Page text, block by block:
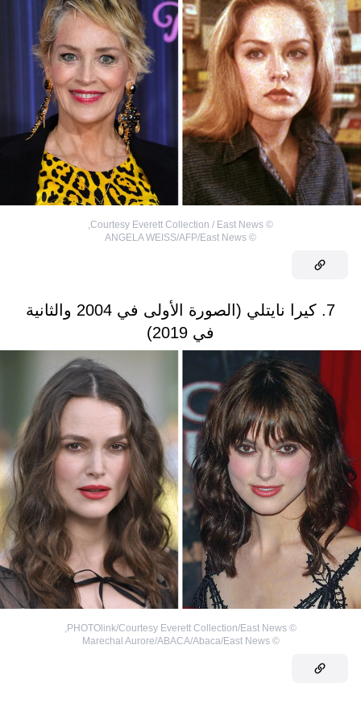
©
Courtesy Everett Collection / East News
©
ANGELA WEISS/AFP/East News
7. كيرا نايتلي (الصورة الأولى في 2004 والثانية
في 2019)
©
PHOTOlink/Courtesy Everett Collection/East News
,
©
Marechal Aurore/ABACA/Abaca/East News